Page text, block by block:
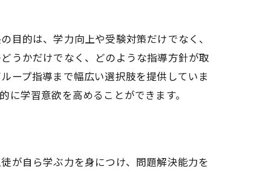
的は、学力向上や受験対策だけでなく、
うかだけでなく、どのような指導方針が取
ープ指導まで幅広い選択肢を提供していま
学習意欲を高めることができます。
が自ら学ぶ力を身につけ、問題解決能力を